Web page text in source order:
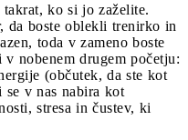
ko si jo zaželite.
da boste oblekli trenirko in
toda v zameno boste
nobenem drugem početju:
(občutek, da ste kot
v nas nabira kot
stresa in čustev, ki